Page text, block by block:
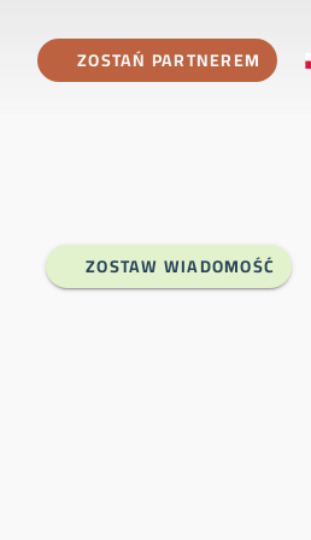
ZOSTAŃ PARTNEREM
ZOSTAW WIADOMOŚĆ